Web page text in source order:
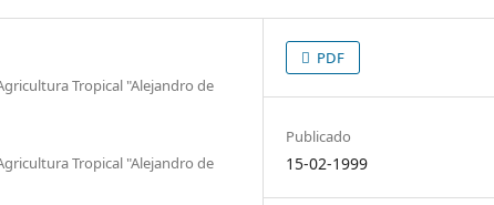
Tropical "Alejandro de
Tropical "Alejandro de
PDF
Publicado
15-02-1999